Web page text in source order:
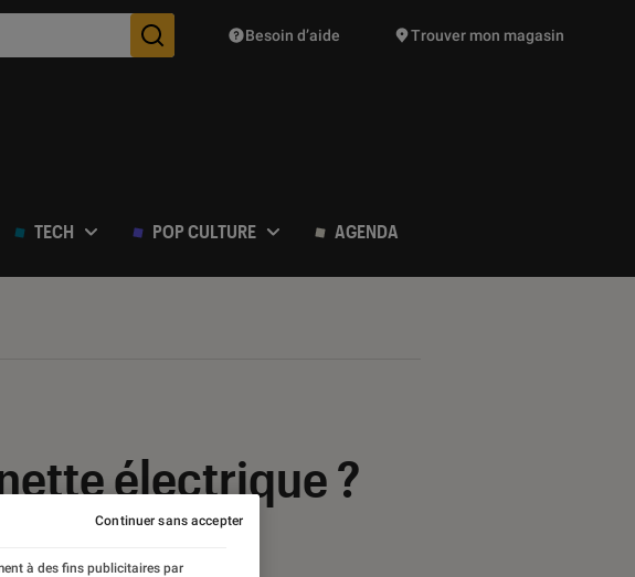
Des suggestions de produits vont vous être proposées
Besoin d’aide Trouver mon magasin
TECH POP CULTURE AGENDA
électrique ?
à des fins publicitaires par
Continuer sans accepter